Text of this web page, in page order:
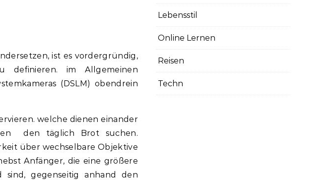
ist es vordergründig,
definieren. im Allgemeinen
(DSLM) obendrein
welche dienen einander
den täglich Brot suchen.
über wechselbare Objektive
Anfänger, die eine größere
gegenseitig anhand den
Lebensstil
Online Lernen
Reisen
Techn